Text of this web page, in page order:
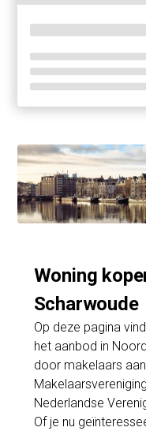
Woning
Scharwoude
Op deze pagina
het aanbod in
door makelaars
Nederlandse
Of je nu